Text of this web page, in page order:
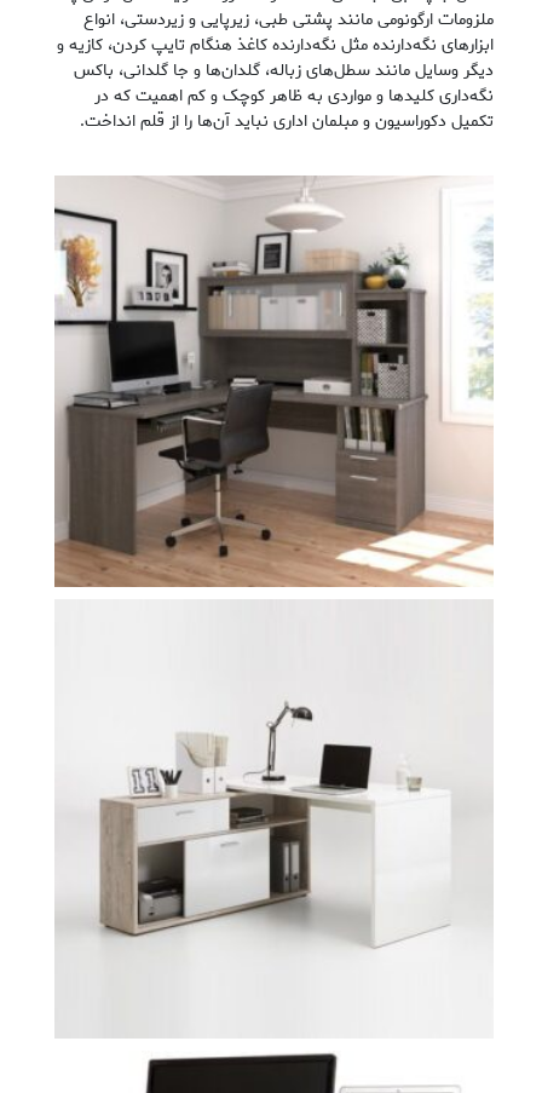
ملزومات ارگونومی مانند پشتی طبی، زیرپایی و زیردستی، انواع
ابزارهای نگه‌دارنده مثل نگه‌دارنده کاغذ هنگام تایپ کردن، کازیه و
دیگر وسایل مانند سطل‌های زباله، گلدان‌ها و جا گلدانی، باکس
نگه‌داری کلیدها و مواردی به ‌ظاهر کوچک و کم ‌اهمیت که در
تکمیل دکوراسیون و مبلمان اداری نباید آن‌ها را از قلم انداخت.